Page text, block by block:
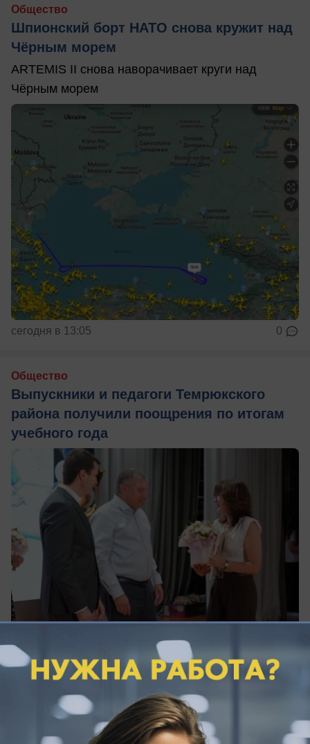
Общество
Шпионский борт НАТО снова кружит над
Чёрным морем
ARTEMIS II снова наворачивает круги над
Чёрным морем
сегодня в 13:05 0
Общество
Выпускники и педагоги Темрюкского
района получили поощрения по итогам
учебного года
сегодня в 12:59
ЗДОРОВЬЕ
Сотни краснодарцев стали жертвами